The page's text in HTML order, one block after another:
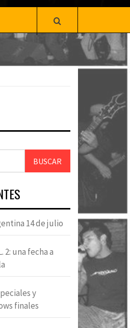
14 de julio
2: una fecha a
y
finales